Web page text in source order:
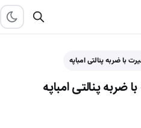
با ضربه پنالتی امباپه
ضربه پنالتی امباپه